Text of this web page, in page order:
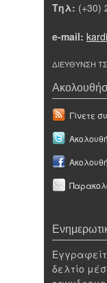
Τηλ: (+30)
e-mail:
ΔΙΕΥΘΥΝΣΗ
Γίνετε
δελτίο